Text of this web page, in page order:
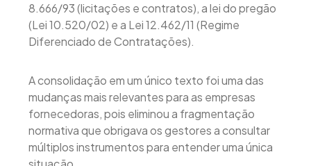
8.666/93 (licitações e contratos), a lei do pregão
(Lei 10.520/02) e a Lei 12.462/11 (Regime
Diferenciado de Contratações).
A consolidação em um único texto foi uma das
mudanças mais relevantes para as empresas
fornecedoras, pois eliminou a fragmentação
normativa que obrigava os gestores a consultar
múltiplos instrumentos para entender uma única